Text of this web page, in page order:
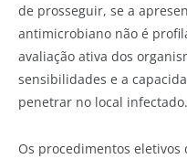
de prosseguir, se a
antimicrobiano não é
avaliação ativa dos
sensibilidades e a
penetrar no local infectado.
Os procedimentos eletivos